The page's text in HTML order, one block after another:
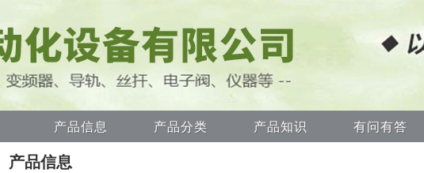
产品信息 产品分类 产品知识 有问有答
产品信息